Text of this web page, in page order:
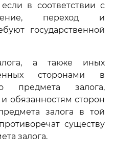
в соответствии с
переход и
государственной
а также иных
сторонами в
предмета залога,
обязанностям сторон
залога в той
существу
залога.